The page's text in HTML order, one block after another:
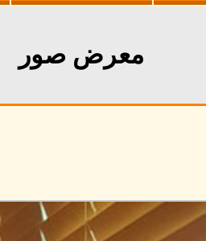
معرض صور